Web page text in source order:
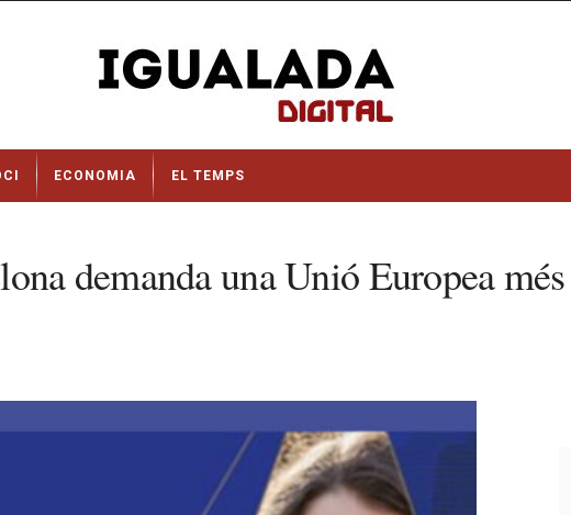
ECONOMIA EL TEMPS
demanda una Unió Europea més